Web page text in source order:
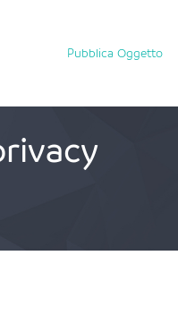
Pubblica Oggetto